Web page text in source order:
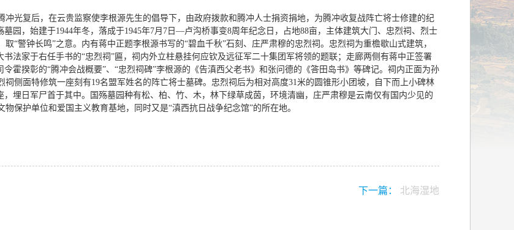
光复后，在云贵监察使李根源先生的倡导下，由政府拨款和腾冲人士捐资捐地，为腾冲收复战阵亡将士修建的纪
园，始建于1944年冬，落成于1945年7月7日—卢沟桥事变8周年纪念日，占地88亩，主体建筑大门、忠烈祠、烈士
“警钟长鸣”之意。内有蒋中正题李根源书写的“碧血千秋”石刻、庄严肃穆的忠烈祠。忠烈祠为重檐歇山式建筑，
书法家于右任手书的“忠烈祠”匾，祠内外立柱悬挂何应钦及远征军二十集团军将领的题联；走廊两侧有蒋中正签署
霍揆彰的“腾冲会战概要”、“忠烈祠碑”李根源的《告滇西父老书》和张问德的《答田岛书》等碑记。祠内正面为孙
侧面特修筑一座刻有19名盟军姓名的阵亡将士墓碑。忠烈祠后为相对高度31米的圆锥形小团坡，自下而上小碑林
埋日军尸首于其中。国殇墓园种有松、柏、竹、木，林下绿草成茵，环境清幽，庄严肃穆是云南仅有国内少见的
保护单位和爱国主义教育基地，同时又是“滇西抗日战争纪念馆”的所在地。
下一篇： 北海湿地